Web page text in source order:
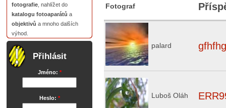
fotografie , nahlížet do
katalogu fotoaparátů a
objektivů a mnoho dalších
výhod.
Přihlásit
Jméno: *
Heslo: *
Fotograf
palard
Luboš Oláh